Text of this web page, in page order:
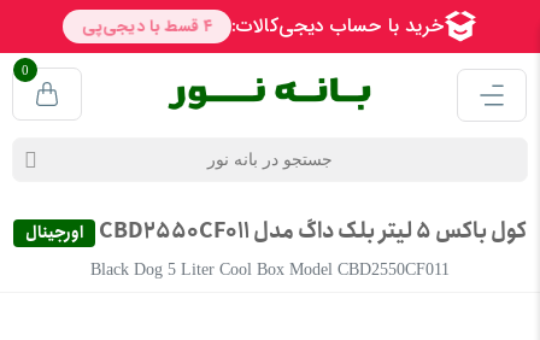
0
کول باکس 5 لیتر بلک داگ مدل CBD2550CF011 اورجینال
Black Dog 5 Liter Cool Box Model CBD2550CF011